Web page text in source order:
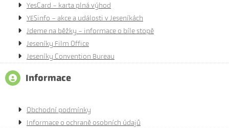
YesCard - karta plná výhod
YESinfo - akce a události v Jeseníkách
Jdeme na běžky - informace o bíle stopě
Jeseníky Film Office
Jeseníky Convention Bureau
Informace
Obchodní podmínky
Informace o ochraně osobních údajů